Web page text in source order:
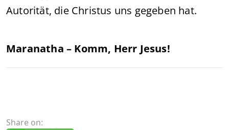
Autorität, die Christus uns gegeben hat.
Maranatha – Komm, Herr Jesus!
Share on: